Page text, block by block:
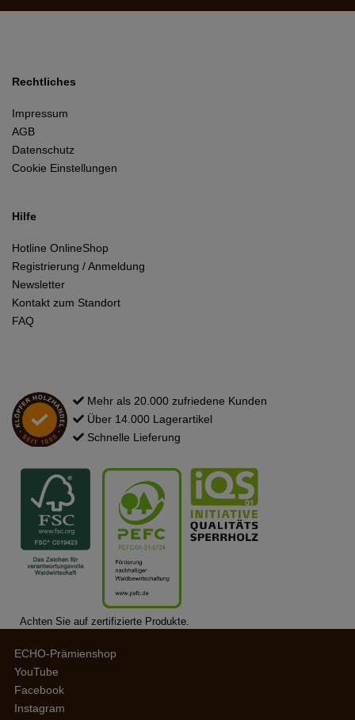
Rechtliches
Impressum
AGB
Datenschutz
Cookie Einstellungen
Hilfe
Hotline OnlineShop
Registrierung / Anmeldung
Newsletter
Kontakt zum Standort
FAQ
Mehr als 20.000 zufriedene Kunden
Über 14.000 Lagerartikel
Schnelle Lieferung
Achten Sie auf zertifizierte Produkte.
ECHO-Prämienshop
YouTube
Facebook
Instagram